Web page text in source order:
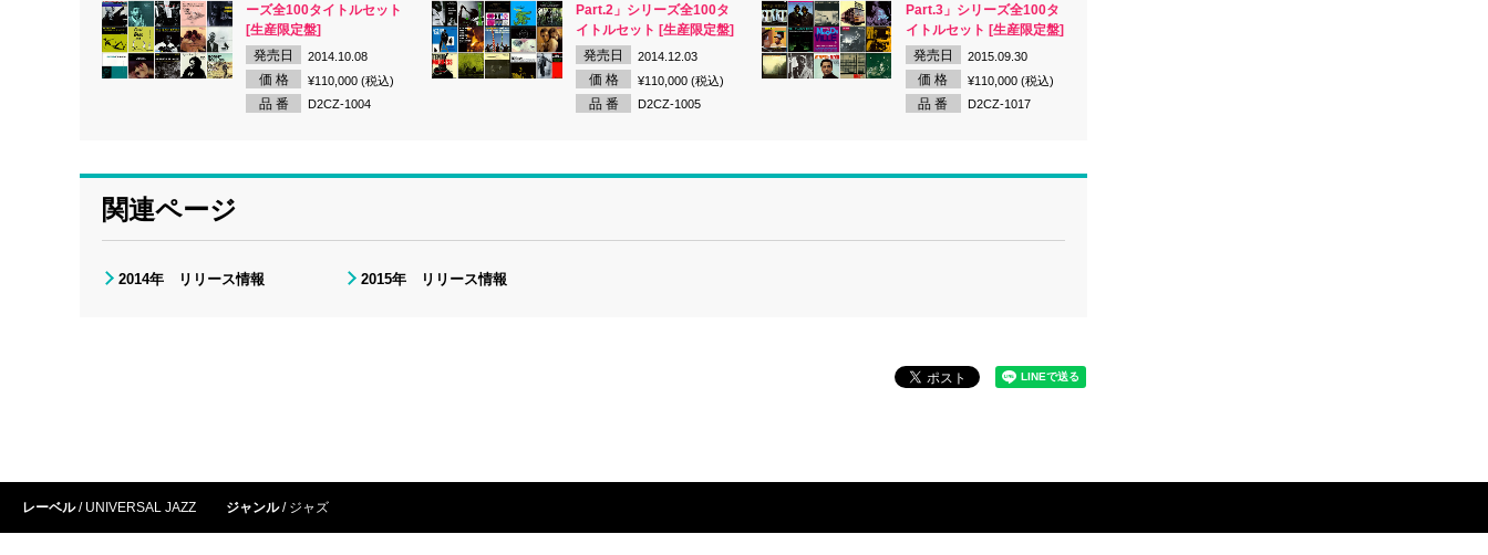
ーズ全100タイトルセット
[生産限定盤]
発売日
2014.10.08
価 格 ¥110,000 (税込)
品 番 D2CZ-1004
Part.2」シリーズ全100タ
イトルセット [生産限定盤]
発売日
2014.12.03
価 格 ¥110,000 (税込)
品 番 D2CZ-1005
Part.3」シリーズ全100タ
イトルセット [生産限定盤]
発売日
2015.09.30
価 格 ¥110,000 (税込)
品 番 D2CZ-1017
関連ページ
2014年 リリース情報 2015年 リリース情報
レーベル UNIVERSAL JAZZ ジャンル ジャズ